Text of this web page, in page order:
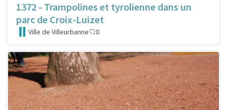
1372 - Trampolines et tyrolienne dans un
parc de Croix-Luizet
Ville de Villeurbanne 0